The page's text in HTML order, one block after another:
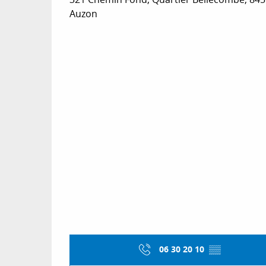
Auzon
06 30 20 10 ▒▒